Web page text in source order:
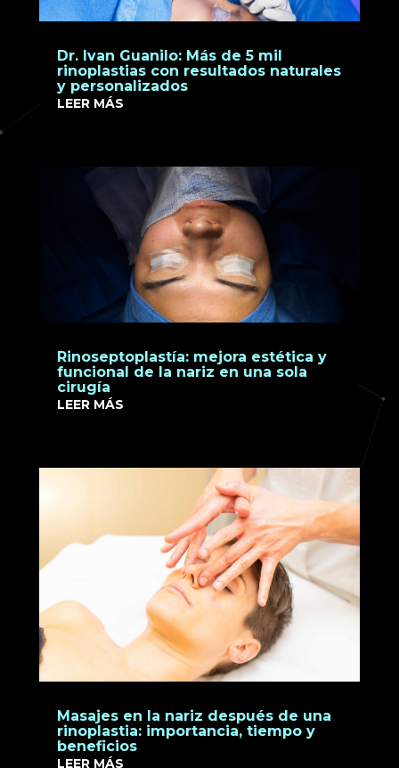
Dr. Ivan Guanilo: Más de 5 mil
rinoplastias con resultados naturales
y personalizados
LEER MÁS
Rinoseptoplastía: mejora estética y
funcional de la nariz en una sola
cirugía
LEER MÁS
Masajes en la nariz después de una
rinoplastia: importancia, tiempo y
beneficios
LEER MÁS